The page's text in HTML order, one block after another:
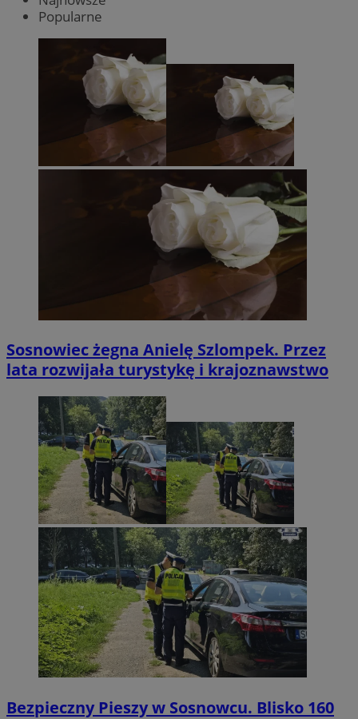
Popularne
Sosnowiec żegna Anielę Szlompek. Przez
lata rozwijała turystykę i krajoznawstwo
Bezpieczny Pieszy w Sosnowcu. Blisko 160